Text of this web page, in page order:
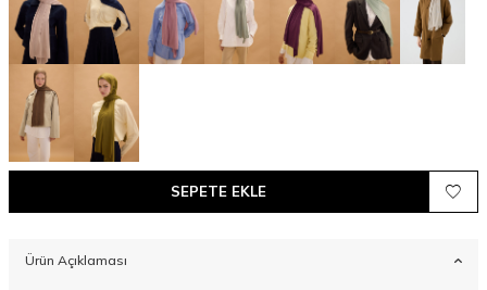
SEPETE EKLE
Ürün Açıklaması